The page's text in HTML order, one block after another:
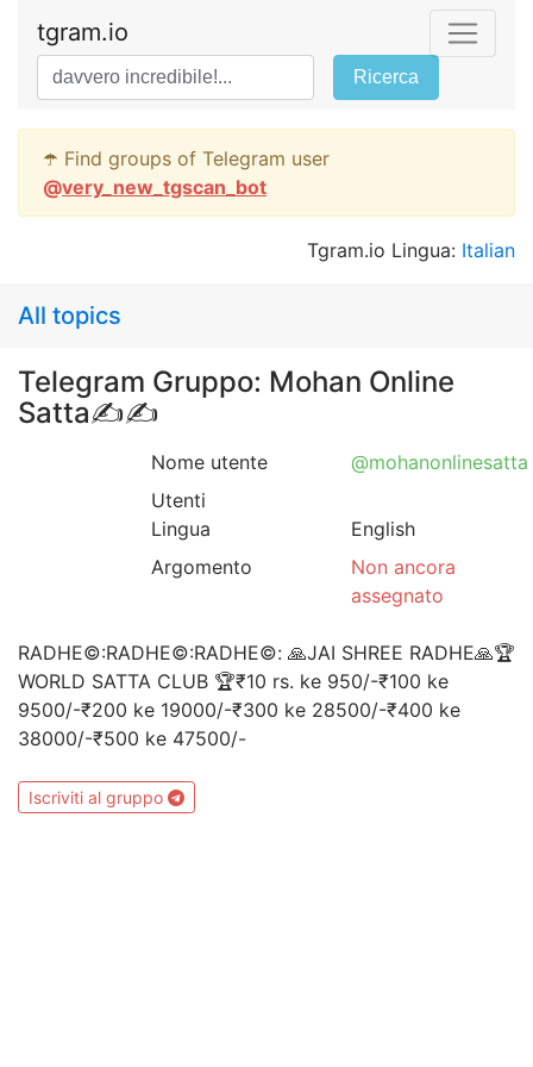
tgram.io
Ricerca
☂️ Find groups of Telegram user
@very_new_tgscan_bot
Tgram.io Lingua: Italian
All topics
Telegram Gruppo: Mohan Online
Satta✍✍
Nome utente
@mohanonlinesatta
Utenti
Lingua
English
Argomento
Non ancora
assegnato
RADHE©:RADHE©:RADHE©: 🙏JAI SHREE RADHE🙏🏆
WORLD SATTA CLUB 🏆₹10 rs. ke 950/-₹100 ke
9500/-₹200 ke 19000/-₹300 ke 28500/-₹400 ke
38000/-₹500 ke 47500/-
Iscriviti al gruppo